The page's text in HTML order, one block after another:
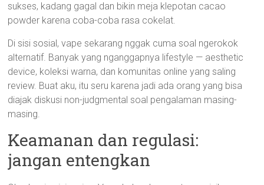
sukses, kadang gagal dan bikin meja klepotan cacao
powder karena coba-coba rasa cokelat.
Di sisi sosial, vape sekarang nggak cuma soal ngerokok
alternatif. Banyak yang nganggapnya lifestyle — aesthetic
device, koleksi warna, dan komunitas online yang saling
review. Buat aku, itu seru karena jadi ada orang yang bisa
diajak diskusi non-judgmental soal pengalaman masing-
masing.
Keamanan dan regulasi:
jangan entengkan